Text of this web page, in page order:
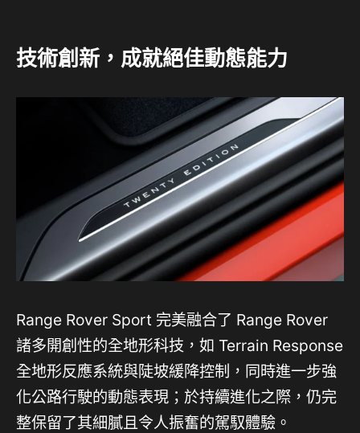
技術創新，成就絕佳動態能力
Range Rover Sport 完美融合了 Range Rover
諸多開創性的全地形科技，如 Terrain Response
全地形反應系統與陡坡緩降控制，同時進一步強
化公路行駛的動態表現；於持續進化之際，仍完
整保留了其細膩且令人振奮的駕馭體驗。